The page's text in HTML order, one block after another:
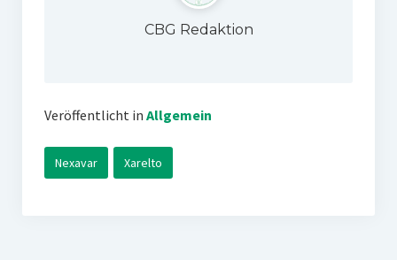
CBG Redaktion
Veröffentlicht in Allgemein
Nexavar Xarelto